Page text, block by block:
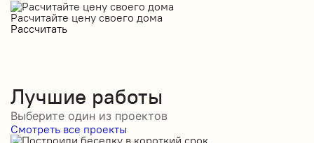
Расчитайте цену своего дома
Рассчитать
Лучшие работы
Выберите один из проектов
Смотреть все проекты